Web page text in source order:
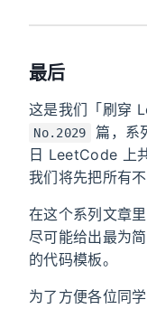
最后
这是我们「刷穿
No.2029
篇，系
日 LeetCode 上
我们将先把所有
在这个系列文章
尽可能给出最为
的代码模板。
为了方便各位同